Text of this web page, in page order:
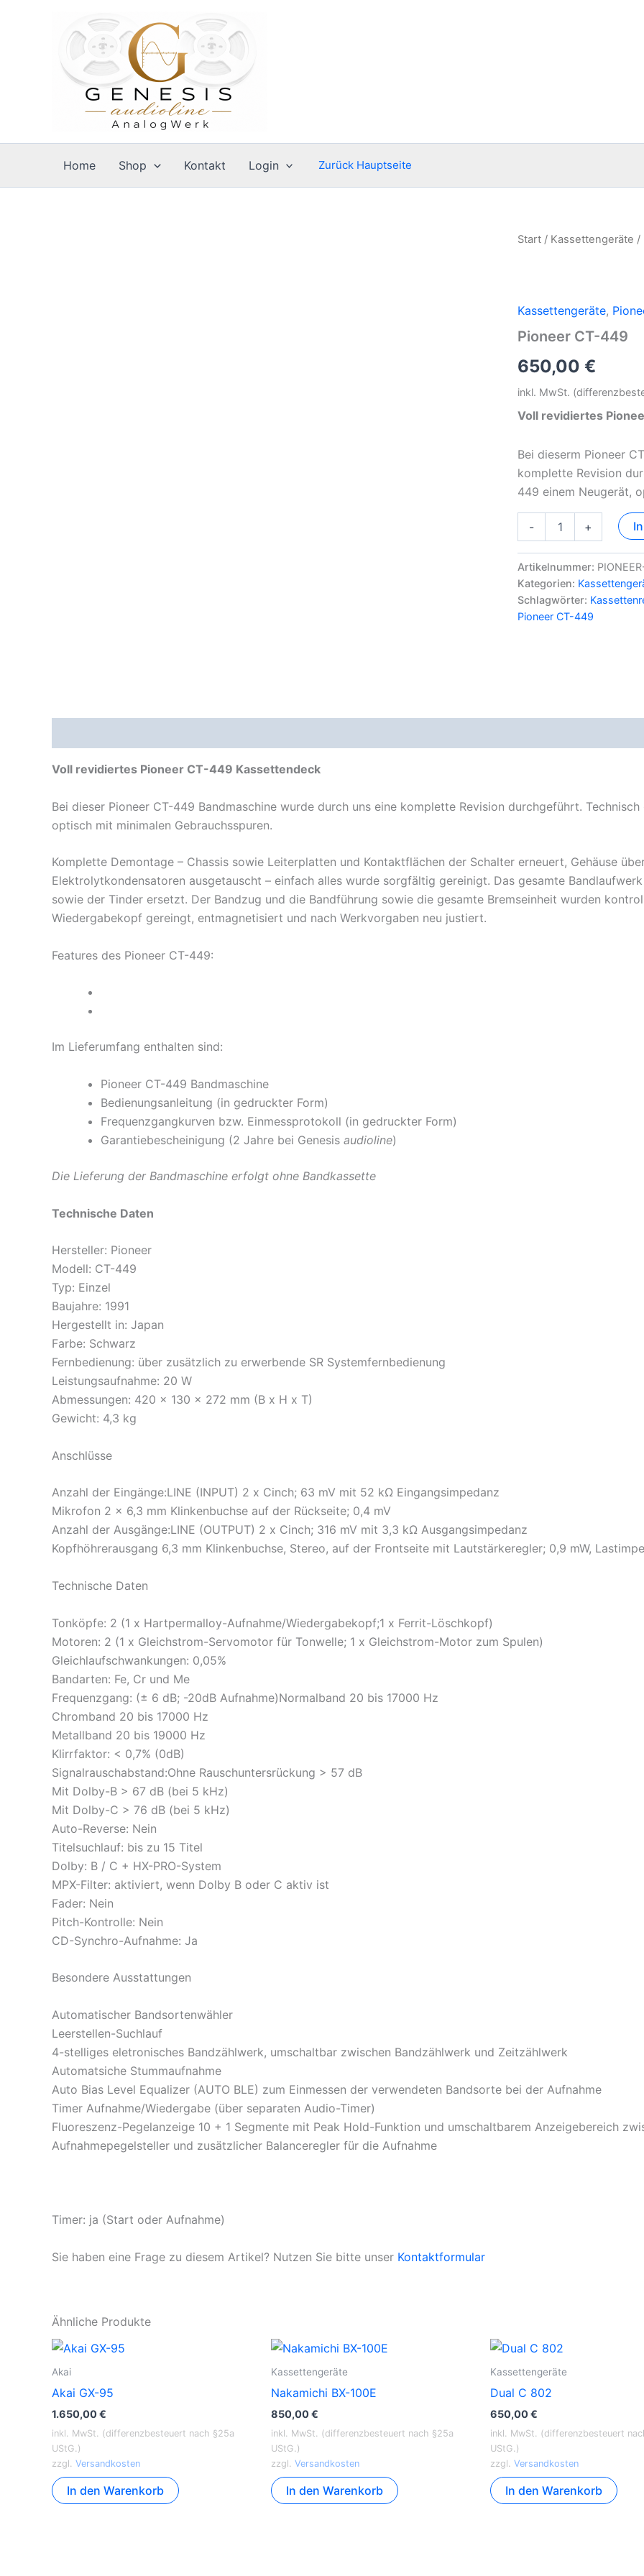
Home Shop Kontakt Login Zurück Hauptseite
Start / Kassettengeräte /
Kassettengeräte,
Pioneer CT-449
650,00 €
inkl. MwSt.
Voll revidiertes
Bei dieserm Pioneer
komplette Revision
449 einem Neugerät,
-
Menge
+
Artikelnummer:
Kategorien:
Schlagwörter:
Pioneer CT-449
Voll revidiertes Pioneer CT-449 Kassettendeck
Bei dieser Pioneer CT-449 Bandmaschine wurde durch uns eine komplette Revision durchgeführt.
optisch mit minimalen Gebrauchsspuren.
Komplette Demontage – Chassis sowie Leiterplatten und Kontaktflächen der Schalter erneuert, Gehäuse
Elektrolytkondensatoren ausgetauscht – einfach alles wurde sorgfältig gereinigt. Das gesamte
sowie der Tinder ersetzt. Der Bandzug und die Bandführung sowie die gesamte Bremseinheit wurden
Wiedergabekopf gereingt, entmagnetisiert und nach Werkvorgaben neu justiert.
Features des Pioneer CT-449:
Im Lieferumfang enthalten sind:
Pioneer CT-449 Bandmaschine
Bedienungsanleitung (in gedruckter Form)
Frequenzgangkurven bzw. Einmessprotokoll (in gedruckter Form)
Garantiebescheinigung (2 Jahre bei Genesis audioline)
Die Lieferung der Bandmaschine erfolgt ohne Bandkassette
Technische Daten
Hersteller: Pioneer
Modell: CT-449
Typ: Einzel
Baujahre: 1991
Hergestellt in: Japan
Farbe: Schwarz
Fernbedienung: über zusätzlich zu erwerbende SR Systemfernbedienung
Leistungsaufnahme: 20 W
Abmessungen: 420 x 130 x 272 mm (B x H x T)
Gewicht: 4,3 kg
Anschlüsse
Anzahl der Eingänge:LINE (INPUT) 2 x Cinch; 63 mV mit 52 kΩ Eingangsimpedanz
Mikrofon 2 x 6,3 mm Klinkenbuchse auf der Rückseite; 0,4 mV
Anzahl der Ausgänge:LINE (OUTPUT) 2 x Cinch; 316 mV mit 3,3 kΩ Ausgangsimpedanz
Kopfhöhrerausgang 6,3 mm Klinkenbuchse, Stereo, auf der Frontseite mit Lautstärkeregler; 0,9 mW,
Technische Daten
Tonköpfe: 2 (1 x Hartpermalloy-Aufnahme/Wiedergabekopf;1 x Ferrit-Löschkopf)
Motoren: 2 (1 x Gleichstrom-Servomotor für Tonwelle; 1 x Gleichstrom-Motor zum Spulen)
Gleichlaufschwankungen: 0,05%
Bandarten: Fe, Cr und Me
Frequenzgang: (± 6 dB; -20dB Aufnahme)Normalband 20 bis 17000 Hz
Chromband 20 bis 17000 Hz
Metallband 20 bis 19000 Hz
Klirrfaktor: < 0,7% (0dB)
Signalrauschabstand:Ohne Rauschuntersrückung > 57 dB
Mit Dolby-B > 67 dB (bei 5 kHz)
Mit Dolby-C > 76 dB (bei 5 kHz)
Auto-Reverse: Nein
Titelsuchlauf: bis zu 15 Titel
Dolby: B / C + HX-PRO-System
MPX-Filter: aktiviert, wenn Dolby B oder C aktiv ist
Fader: Nein
Pitch-Kontrolle: Nein
CD-Synchro-Aufnahme: Ja
Besondere Ausstattungen
Automatischer Bandsortenwähler
Leerstellen-Suchlauf
4-stelliges eletronisches Bandzählwerk, umschaltbar zwischen Bandzählwerk und Zeitzählwerk
Automatsiche Stummaufnahme
Auto Bias Level Equalizer (AUTO BLE) zum Einmessen der verwendeten Bandsorte bei der Aufnahme
Timer Aufnahme/Wiedergabe (über separaten Audio-Timer)
Fluoreszenz-Pegelanzeige 10 + 1 Segmente mit Peak Hold-Funktion und umschaltbarem Anzeigebereich
Aufnahmepegelsteller und zusätzlicher Balanceregler für die Aufnahme
Timer: ja (Start oder Aufnahme)
Sie haben eine Frage zu diesem Artikel? Nutzen Sie bitte unser Kontaktformular
Ähnliche Produkte
Akai
Akai GX-95
1.650,00€
inkl. MwSt. (differenzbesteuert nach §25a
UStG.)
zzgl. Versandkosten
In den Warenkorb
Kassettengeräte
Nakamichi BX-100E
850,00€
inkl. MwSt. (differenzbesteuert nach §25a
UStG.)
zzgl. Versandkosten
In den Warenkorb
Kassettengeräte
Dual C 802
650,00€
inkl. MwSt. (differenzbesteuert
UStG.)
zzgl. Versandkosten
In den Warenkorb